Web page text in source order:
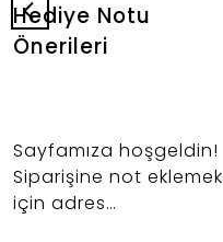
Hediye Notu
Önerileri
Sayfamıza hoşgeldin!
Siparişine not eklemek
için adres